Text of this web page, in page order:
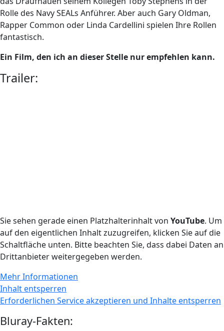
Rolle des Navy SEALs Anführer. Aber auch Gary Oldman,
Rapper Common oder Linda Cardellini spielen Ihre Rollen
fantastisch.
Ein Film, den ich an dieser Stelle nur empfehlen kann.
Trailer:
Sie sehen gerade einen Platzhalterinhalt von YouTube. Um
auf den eigentlichen Inhalt zuzugreifen, klicken Sie auf die
Schaltfläche unten. Bitte beachten Sie, dass dabei Daten an
Drittanbieter weitergegeben werden.
Mehr Informationen
Inhalt entsperren
Erforderlichen Service akzeptieren und Inhalte entsperren
Bluray-Fakten: